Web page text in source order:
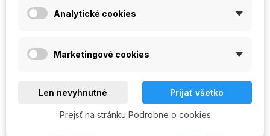
Collagen Elastin - na
a nechty s obsahom
STOCK
Telový krém Collagen
39,00 Kč

OUT OF
STOCK
Analytické cookies
Marketingové cookies
Len nevyhnutné Prijať všetko
Prejsť na stránku Podrobne o cookies